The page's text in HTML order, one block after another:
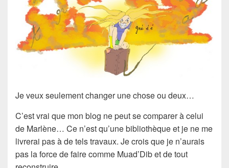
Je veux seulement changer une chose ou deux…
C’est vrai que mon blog ne peut se comparer à celui
de Marlène… Ce n’est qu’une bibliothèque et je ne me
livrerai pas à de tels travaux. Je crois que je n’aurais
pas la force de faire comme Muad’Dib et de tout